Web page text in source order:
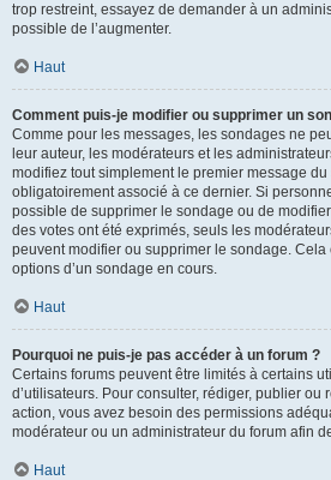
trop restreint, essayez de demander à un
possible de l’augmenter.
Haut
Comment puis-je modifier ou supprimer un
Comme pour les messages, les sondages ne
leur auteur, les modérateurs et les
modifiez tout simplement le premier message
obligatoirement associé à ce dernier. Si
possible de supprimer le sondage ou de
des votes ont été exprimés, seuls les
peuvent modifier ou supprimer le sondage.
options d’un sondage en cours.
Haut
Pourquoi ne puis-je pas accéder à un forum ?
Certains forums peuvent être limités à certains
d’utilisateurs. Pour consulter, rédiger, publier ou
action, vous avez besoin des permissions
modérateur ou un administrateur du forum afin
Haut